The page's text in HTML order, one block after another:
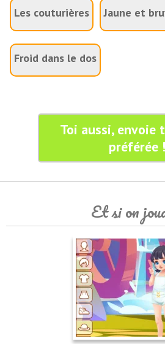
Les couturières Jaune et
Froid dans le dos
Toi aussi, envoie
préférée !
Et si on